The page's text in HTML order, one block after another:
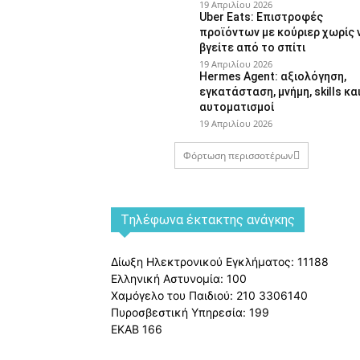
19 Απριλίου 2026
Uber Eats: Επιστροφές
προϊόντων με κούριερ χωρίς
βγείτε από το σπίτι
19 Απριλίου 2026
Hermes Agent: αξιολόγηση,
εγκατάσταση, μνήμη, skills
αυτοματισμοί
19 Απριλίου 2026
Φόρτωση περισσοτέρων
Tηλέφωνα έκτακτης ανάγκης
Δίωξη Ηλεκτρονικού Εγκλήματος: 11188
Ελληνική Αστυνομία: 100
Χαμόγελο του Παιδιού: 210 3306140
Πυροσβεστική Υπηρεσία: 199
ΕΚΑΒ 166